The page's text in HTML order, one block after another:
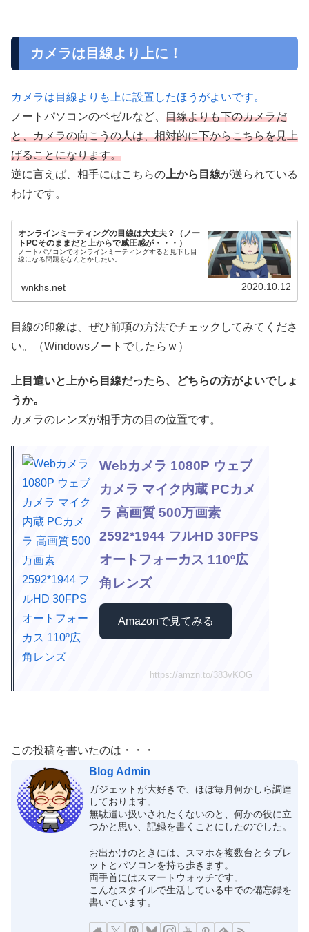
カメラは目線より上に！
カメラは目線よりも上に設置したほうがよいです。
ノートパソコンのベゼルなど、 目線よりも下のカメラだ
と、カメラの向こうの人は、相対的に下からこちらを見上
げることになります。
逆に言えば、相手にはこちらの 上から目線が送られている
わけです。
オンラインミーティングの目線は大丈夫？（ノー
トPCそのままだと上からで威圧感が・・・）
ノートパソコンでオンラインミーティングすると見下し目
線になる問題をなんとかしたい。
wnkhs.net 2020.10.12
目線の印象は、ぜひ前項の方法でチェックしてみてくださ
い。（Windowsノートでしたらｗ）
上目遣いと上から目線だったら、どちらの方がよいでしょ
うか。
カメラのレンズが相手方の目の位置です。
Webカメラ 1080P ウェブ
カメラ マイク内蔵 PCカメ
ラ 高画質 500万画素
2592*1944 フルHD 30FPS
オートフォーカス 110º広
角レンズ
Amazonで見てみる
https://amzn.to/383vKOG
この投稿を書いたのは・・・
Blog Admin
ガジェットが大好きで、ほぼ毎月何かしら調達
しております。
無駄遣い扱いされたくないのと、何かの役に立
つかと思い、記録を書くことにしたのでした。
お出かけのときには、スマホを複数台とタブレ
ットとパソコンを持ち歩きます。
両手首にはスマートウォッチです。
こんなスタイルで生活している中での備忘録を
書いています。